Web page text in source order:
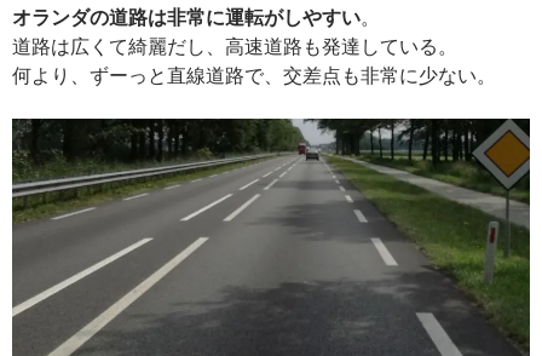
オランダの道路は非常に運転がしやすい
道路は広くて綺麗だし、高速道路も発達している。
何より、ずーっと直線道路で、交差点も非常に少ない。